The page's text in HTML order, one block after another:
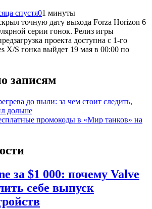
спустя01 минуты
точную дату выхода Forza Horizon 6
серии гонок. Релиз игры
проекта доступна с 1-го
X/S гонка выйдет 19 мая в 00:00 по
записям
до пыли: за чем стоит следить,
дольше
промокоды в «Мир танков» на
за $1 000: почему Valve
себе выпуск